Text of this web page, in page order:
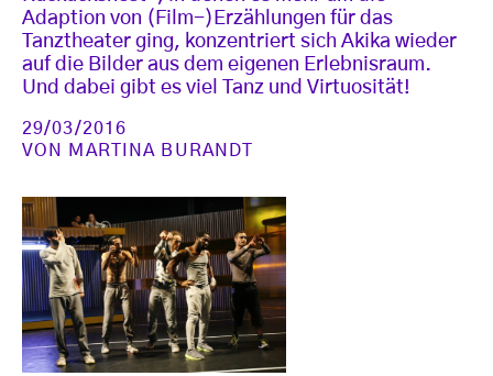
Adaption von (Film-)Erzählungen für das
Tanztheater ging, konzentriert sich Akika wieder
auf die Bilder aus dem eigenen Erlebnisraum.
Und dabei gibt es viel Tanz und Virtuosität!
29/03/2016
VON MARTINA BURANDT